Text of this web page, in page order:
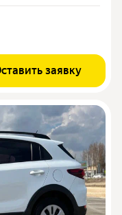
заявку